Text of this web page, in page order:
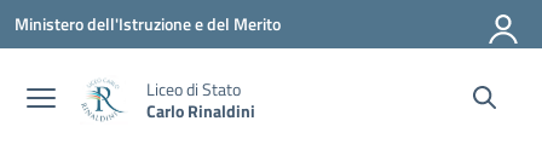
Vai ai contenuti
Vai al menu di navigazione
Vai al footer
Ministero dell'Istruzione e del Merito
Liceo di Stato
Carlo Rinaldini